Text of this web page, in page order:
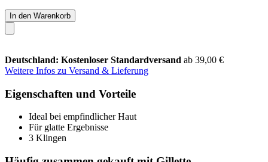
In den Warenkorb
Deutschland: Kostenloser Standardversand ab 39,00 €
Weitere Infos zu Versand & Lieferung
Eigenschaften und Vorteile
Ideal bei empfindlicher Haut
Für glatte Ergebnisse
3 Klingen